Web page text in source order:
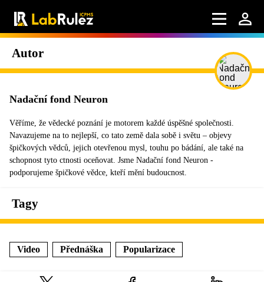
Autor
Nadační fond Neuron
Věříme, že vědecké poznání je motorem každé úspěšné společnosti.
Navazujeme na to nejlepší, co tato země dala sobě i světu – objevy
špičkových vědců, jejich otevřenou mysl, touhu po bádání, ale také na
schopnost tyto ctnosti oceňovat. Jsme Nadační fond Neuron -
podporujeme špičkové vědce, kteří mění budoucnost.
Tagy
Video Přednáška Popularizace